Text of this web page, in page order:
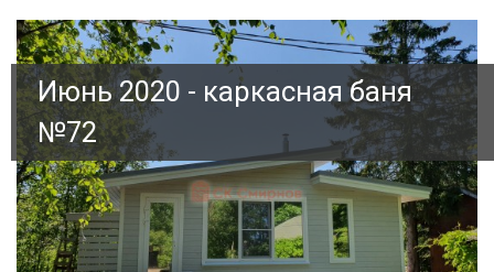
Июнь 2020 - каркасная баня
№72